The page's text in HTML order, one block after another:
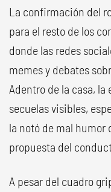
La confirmación del
para el resto de los
donde las redes
memes y debates
Adentro de la casa,
secuelas visibles,
la notó de mal humor
propuesta del
A pesar del cuadro